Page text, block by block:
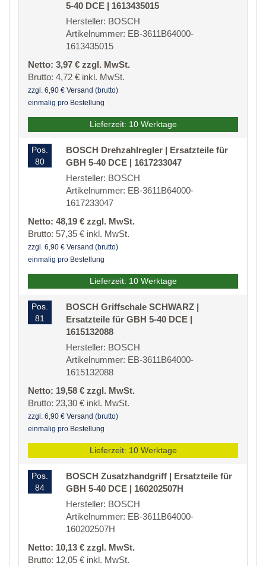
5-40 DCE | 1613435015
Hersteller: BOSCH
Artikelnummer: EB-3611B64000-
1613435015
Netto: 3,97 € zzgl. MwSt.
Brutto: 4,72 € inkl. MwSt.
zzgl. 6,90 € Versand (brutto)
einmalig pro Bestellung
Lieferzeit: 10 Werktage
Pos.
80
BOSCH Drehzahlregler | Ersatzteile für
GBH 5-40 DCE | 1617233047
Hersteller: BOSCH
Artikelnummer: EB-3611B64000-
1617233047
Netto: 48,19 € zzgl. MwSt.
Brutto: 57,35 € inkl. MwSt.
zzgl. 6,90 € Versand (brutto)
einmalig pro Bestellung
Lieferzeit: 10 Werktage
Pos.
81
BOSCH Griffschale SCHWARZ |
Ersatzteile für GBH 5-40 DCE |
1615132088
Hersteller: BOSCH
Artikelnummer: EB-3611B64000-
1615132088
Netto: 19,58 € zzgl. MwSt.
Brutto: 23,30 € inkl. MwSt.
zzgl. 6,90 € Versand (brutto)
einmalig pro Bestellung
Lieferzeit: 10 Werktage
Pos.
84
BOSCH Zusatzhandgriff | Ersatzteile für
GBH 5-40 DCE | 160202507H
Hersteller: BOSCH
Artikelnummer: EB-3611B64000-
160202507H
Netto: 10,13 € zzgl. MwSt.
Brutto: 12,05 € inkl. MwSt.